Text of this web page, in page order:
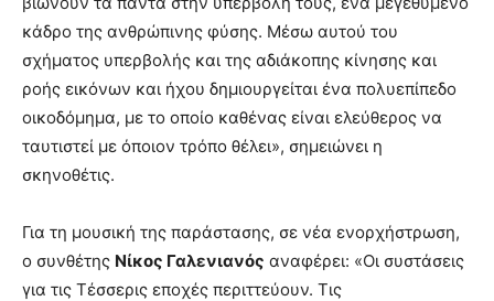
κάδρο της ανθρώπινης φύσης. Μέσω αυτού του
σχήματος υπερβολής και της αδιάκοπης κίνησης και
ροής εικόνων και ήχου δημιουργείται ένα πολυεπίπεδο
οικοδόμημα, με το οποίο καθένας είναι ελεύθερος να
ταυτιστεί με όποιον τρόπο θέλει», σημειώνει η
σκηνοθέτις.
Για τη μουσική της παράστασης, σε νέα ενορχήστρωση,
ο συνθέτης Νίκος Γαλενιανός αναφέρει: «Οι συστάσεις
για τις Τέσσερις εποχές περιττεύουν. Τις